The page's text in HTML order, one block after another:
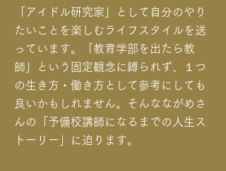
「アイドル研究家」として自分のやり
たいことを楽しむライフスタイルを送
っています。「教育学部を出たら教
師」という固定観念に縛られず、１つ
の生き方・働き方として参考にしても
良いかもしれません。そんなながめさ
んの「予備校講師になるまでの人生ス
トーリー」に迫ります。